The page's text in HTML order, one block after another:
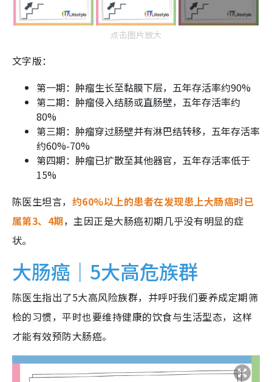
点击图片放大
文字版：
第一期：肿瘤生长至黏膜下层，五年存活率约90%
第二期：肿瘤侵入结肠或直肠壁，五年存活率约
80%
第三期：肿瘤穿过肠壁并有淋巴结转移，五年存活率
约60%-70%
第四期：肿瘤已扩散至其他器官，五年存活率低于
15%
陈医生坦言， 约60%以上的患者在发现患上大肠癌时已
属第3、4期，主因正是大肠癌初期几乎没有明显的症
状。
大肠癌｜5大高危族群
陈医生指出了5大高风险族群，并呼吁我们要养成定期筛
检的习惯，平时也要维持健康的饮食与生活型态，这样
才能有效预防大肠癌。